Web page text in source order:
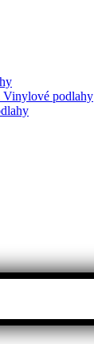
podlahy